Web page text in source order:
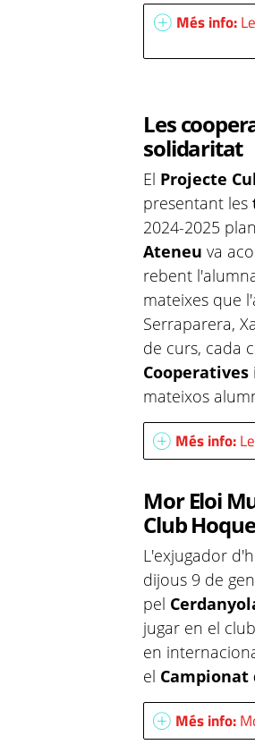
Més info:
Les
solidaritat
El Projecte
presentant les
2024-2025
Ateneu va
rebent
mateixes que
Serraparera,
de curs, cada
Cooperatives
mateixos
Més info:
Mor Eloi
Club
L'exjugador
dijous 9 de
pel
jugar en el
en
el Campionat
Més info: